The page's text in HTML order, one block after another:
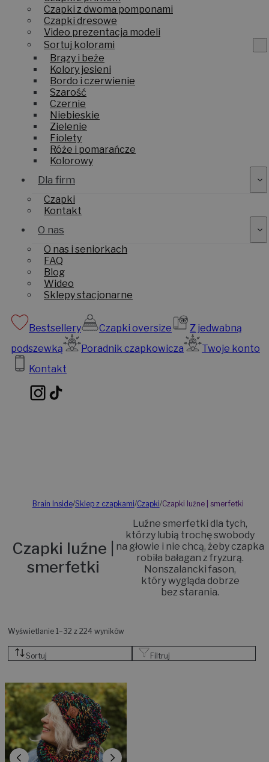
Czapki z dwoma pomponami
Czapki dresowe
Video prezentacja modeli
Sortuj kolorami
Brązy i beże
Kolory jesieni
Bordo i czerwienie
Szarość
Czernie
Niebieskie
Zielenie
Fiolety
Róże i pomarańcze
Kolorowy
Dla firm
Czapki
Kontakt
O nas
O nas i seniorkach
FAQ
Blog
Wideo
Sklepy stacjonarne
Bestsellery Czapki oversize
Z jedwabną
podszewką
Poradnik czapkowicza
Twoje konto
Kontakt
Brain Inside/Sklep z czapkami/Czapki/Czapki luźne | smerfetki
Czapki luźne |
smerfetki
Luźne smerfetki dla tych,
którzy lubią trochę swobody
na głowie i nie chcą, żeby czapka
robiła bałagan z fryzurą.
Nonszalancki fason,
który wygląda dobrze
bez starania.
Wyświetlanie 1–32 z 224 wyników
Sortuj Filtruj